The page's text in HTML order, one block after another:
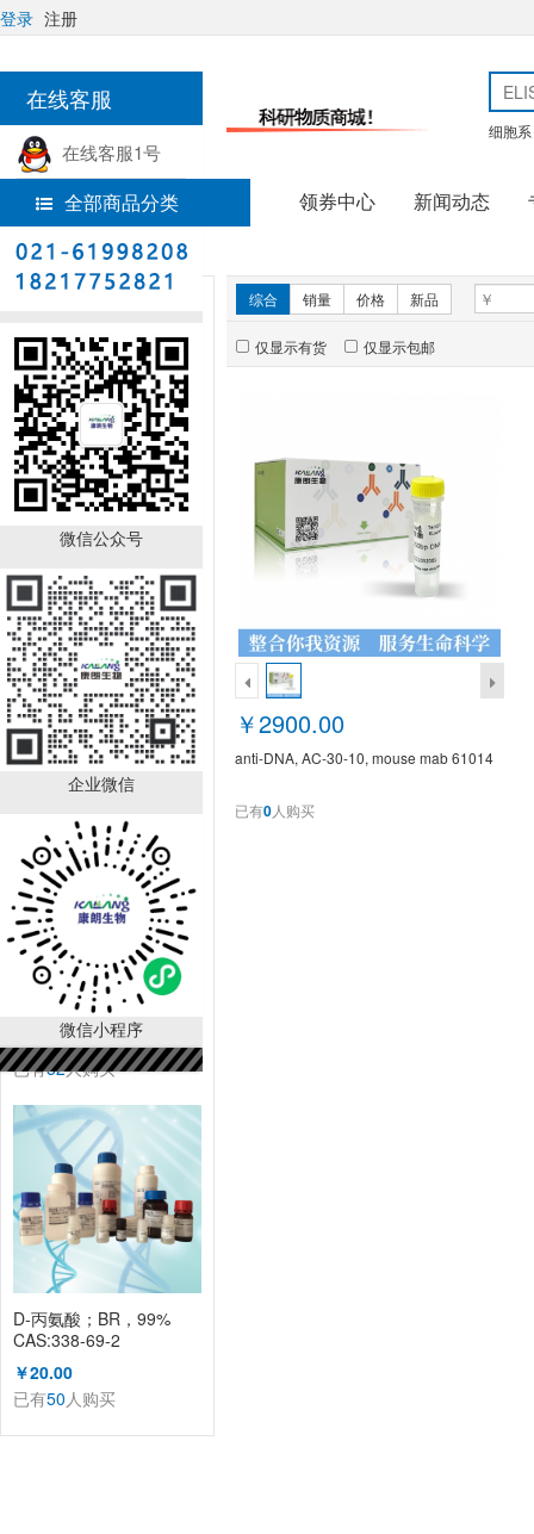
在线客服
在线客服1号
热线电话
微信公众号
企业微信
微信小程序
登录 注册
细胞系
全部商品分类 领券中心 新闻动态
首页
免疫组学试剂
新品推荐
暂无推荐商品
销量排行
DL-丙氨酸；BR，98.5%
CAS:302-72-
7（KL1003A）
￥10.00
已有 52人购买
D-丙氨醇；BR，98%
CAS:35320-23-1
KL1008A
￥540.00
已有52人购买
D-丙氨酸；BR，99%
CAS:338-69-2
（KL1002A）
￥20.00
已有50人购买
综合 销量 价格 新品
仅显示有货 仅显示包邮
￥2900.00
anti-DNA, AC-30-10, mouse mab 61014
已有0人购买